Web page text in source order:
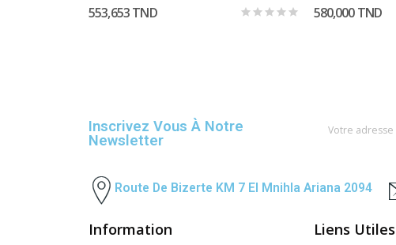
553,653 TND
580,000 TND
Inscrivez Vous À Notre
Newsletter
Route De Bizerte KM 7 El Mnihla Ariana 2094
Information Liens Utiles